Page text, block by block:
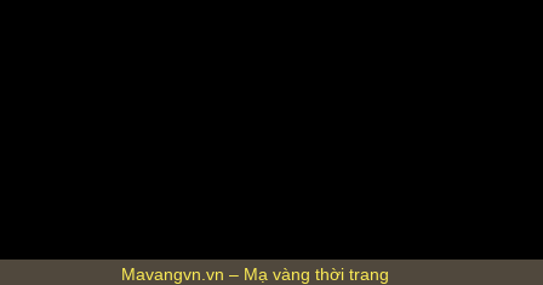
Mavangvn.vn – Mạ vàng thời trang